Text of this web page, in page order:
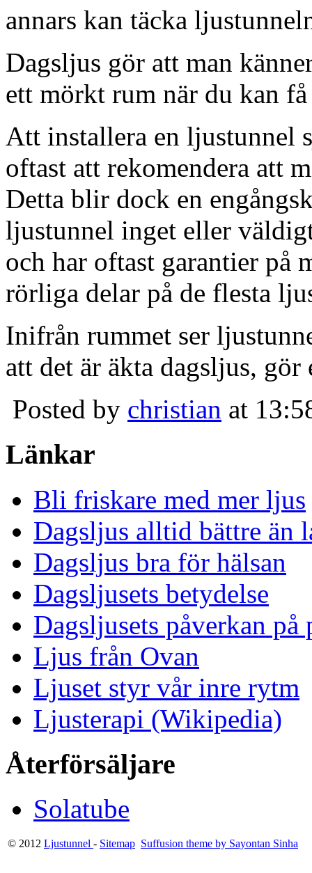
annars kan täcka
Dagsljus gör att man
ett mörkt rum när du kan
Att installera en ljustunnel
oftast att rekomendera att
Detta blir dock en
ljustunnel inget eller
och har oftast garantier på
rörliga delar på de flesta
Inifrån rummet ser
att det är äkta dagsljus,
Posted by christian at
Länkar
Bli friskare med mer ljus
Dagsljus alltid bättre än
Dagsljus bra för hälsan
Dagsljusets betydelse
Dagsljusets påverkan på
Ljus från Ovan
Ljuset styr vår inre rytm
Ljusterapi (Wikipedia)
Återförsäljare
Solatube
© 2012 Ljustunnel - Sitemap Suffusion theme by Sayontan Sinha